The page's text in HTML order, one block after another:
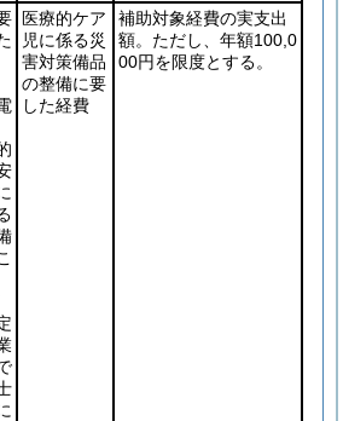
医療的ケア
児に係る災
害対策備品
の整備に要
した経費
補助対象経費の実支出
額。ただし、年額100,0
00円を限度とする。